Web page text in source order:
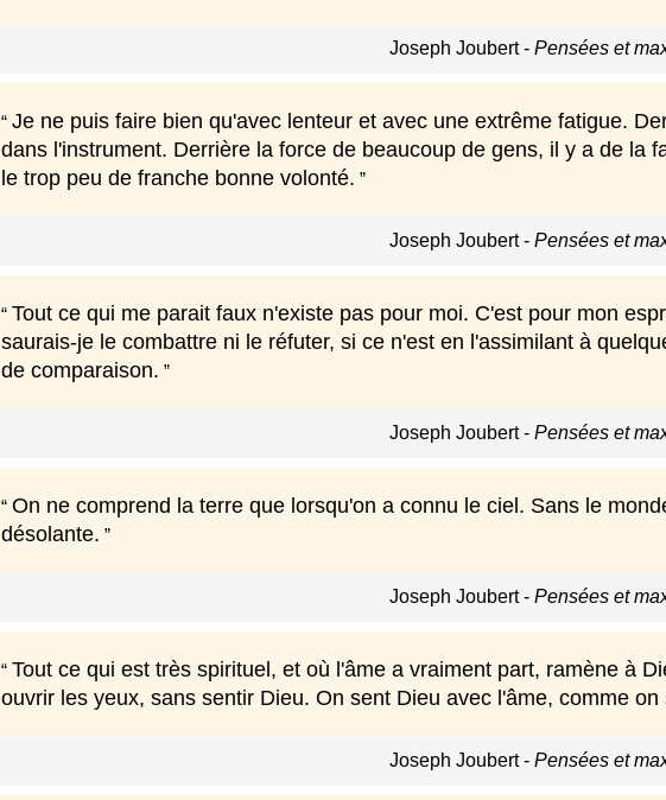
Joseph Joubert- Pensées et
Je ne puis faire bien qu'avec lenteur et avec une extrême fatigue.
dans l'instrument. Derrière la force de beaucoup de gens, il y a de
le trop peu de franche bonne volonté.
Joseph Joubert- Pensées et
Tout ce qui me parait faux n'existe pas pour moi. C'est pour mon
saurais-je le combattre ni le réfuter, si ce n'est en l'assimilant à
de comparaison.
Joseph Joubert- Pensées et
On ne comprend la terre que lorsqu'on a connu le ciel. Sans le
désolante.
Joseph Joubert- Pensées et
Tout ce qui est très spirituel, et où l'âme a vraiment part, ramène à
ouvrir les yeux, sans sentir Dieu. On sent Dieu avec l'âme, comme
Joseph Joubert- Pensées et